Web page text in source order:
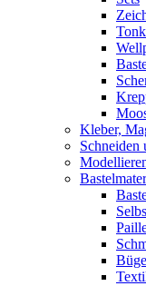
Kleber,
Schneiden